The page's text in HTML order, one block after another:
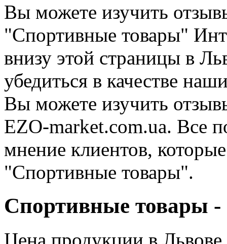
Вы можете изучить
"Спортивные товары"
внизу этой страницы в
убедиться в качестве
Вы можете изучить
EZO-market.com.ua. Все
мнение клиентов,
"Спортивные товары".
Спортивные товары -